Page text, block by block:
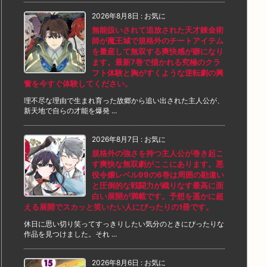
2026年8月8日 : お気に
無能扱いされて追放された天才錬金術
師が魔王城で規格外のチートアイテム
を量産して無双する爽快感が癖になり
ます。最新7巻で描かれる究極のクラ
フト体験と胸がすくような逆転劇の興
奮を今すぐ体験してください。
理不尽な理由で生まれ育った故郷から追い出された主人公が、
新天地で自らの才能を爆発 ...
2026年8月7日 : お気に
規格外の強さを持つ主人公が巻き起こ
す爽快な無双劇がここにあります。悪
役令嬢レベル99の6巻は周囲の勘違い
と圧倒的な戦闘力が織りなす最高に面
白い展開が満載です。予想を遥かに超
える展開でスカッと笑いたい人にぴったりの1冊です。
休日に思い切り笑ってすっきりしたい気分のときにぴったりな
作品を見つけました。それ ...
2026年8月6日 : お気に